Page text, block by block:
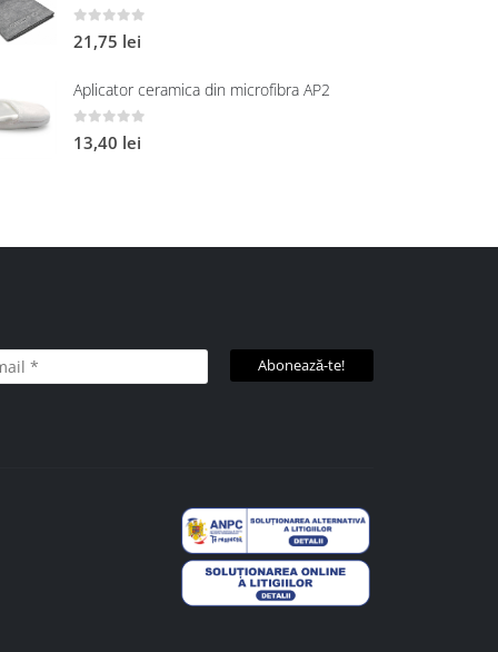
0 out of 5
21,75 lei
Aplicator ceramica din microfibra AP2
0 out of 5
13,40 lei